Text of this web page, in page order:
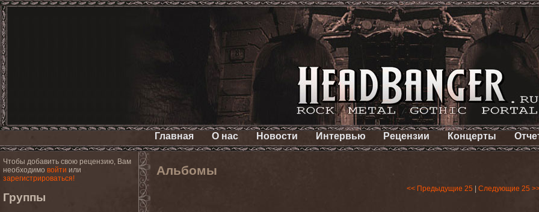
Главная О нас Новости Интервью Рецензии Концерты
Чтобы добавить свою рецензию, Вам
необходимо войти или
зарегистрироваться!
Группы
Альбомы
<< Предыдущие 25 Следующие 25